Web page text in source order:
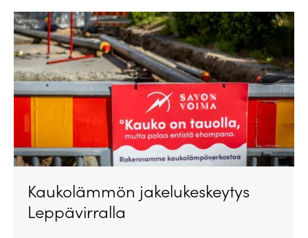
Kaukolämmön jakelukeskeytys
Leppävirralla